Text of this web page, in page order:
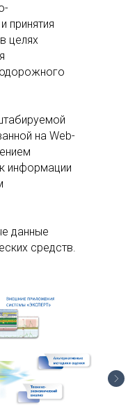
принятия
целях
на Web-
информации
данные
средств.